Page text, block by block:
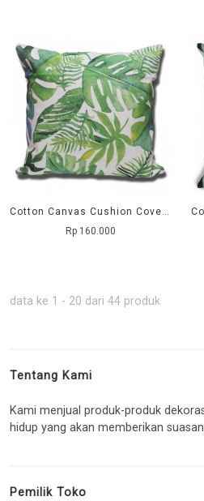
Cotton Canvas Cushion Cover Daun Monstera Hijau
Rp 160.000
data ke 1 - 20 dari 44 produk
Tentang Kami
Kami menjual produk-produk
hidup yang akan memberikan
Pemilik Toko